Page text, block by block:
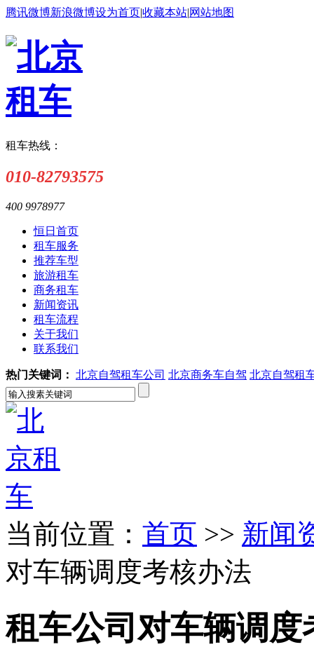
腾讯微博新浪微博设为首页|收藏本站|网站地图
租车热线：
010-82793575
400 9978977
恒日首页
租车服务
推荐车型
旅游租车
商务租车
新闻资讯
租车流程
关于我们
联系我们
热门关键词： 北京自驾租车公司 北京商务车自驾 北京自驾租
当前位置： 首页 >> 新闻
对车辆调度考核办法
租车公司对车辆调度